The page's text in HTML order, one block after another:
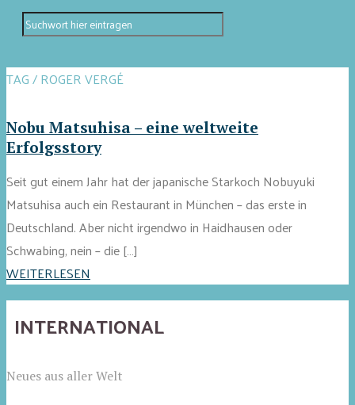
TAG / ROGER VERGÉ
Nobu Matsuhisa – eine weltweite
Erfolgsstory
Seit gut einem Jahr hat der japanische Starkoch Nobuyuki
Matsuhisa auch ein Restaurant in München – das erste in
Deutschland. Aber nicht irgendwo in Haidhausen oder
Schwabing, nein – die […]
WEITERLESEN
INTERNATIONAL
Neues aus aller Welt